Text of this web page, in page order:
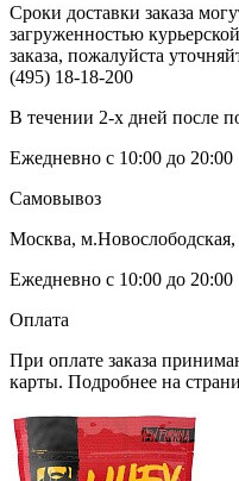
Сроки доставки заказа
загруженностью
заказа, пожалуйста
(495) 18-18-200
В течении 2-х дней после
Ежедневно с 10:00 до 20:00
Самовывоз
Москва, м.Новослободская,
Ежедневно с 10:00 до 20:00
Оплата
При оплате заказа
карты. Подробнее на